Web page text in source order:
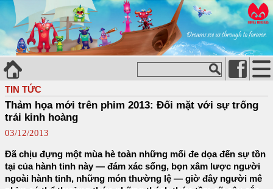
TIN TỨC
Thảm họa mới trên phim 2013: Đối mặt với sự trống
trải kinh hoàng
03/12/2013
Đã chịu đựng một mùa hè toàn những mối đe dọa đến sự tồn
tại của hành tinh này — đám xác sống, bọn xâm lược người
ngoài hành tinh, những món thường lệ — giờ đây người mê